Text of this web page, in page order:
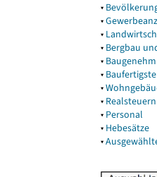
▾
▾
▾
▾ Bergbau
▾
▾
▾
▾ Realsteuern
▾ Personal
▾ Hebesätze
▾